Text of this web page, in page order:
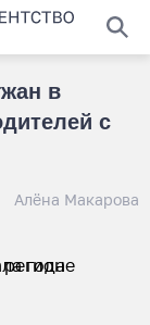
в
с
Алёна Макарова